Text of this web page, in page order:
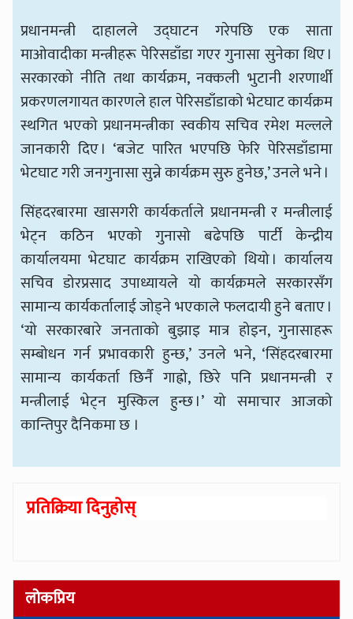
प्रधानमन्त्री दाहालले उद्घाटन गरेपछि एक साता
माओवादीका मन्त्रीहरू पेरिसडाँडा गएर गुनासा सुनेका थिए ।
सरकारको नीति तथा कार्यक्रम, नक्कली भुटानी शरणार्थी
प्रकरणलगायत कारणले हाल पेरिसडाँडाको भेटघाट कार्यक्रम
स्थगित भएको प्रधानमन्त्रीका स्वकीय सचिव रमेश मल्लले
जानकारी दिए । ‘बजेट पारित भएपछि फेरि पेरिसडाँडामा
भेटघाट गरी जनगुनासा सुन्ने कार्यक्रम सुरु हुनेछ,’ उनले भने ।
सिंहदरबारमा खासगरी कार्यकर्ताले प्रधानमन्त्री र मन्त्रीलाई
भेट्न कठिन भएको गुनासो बढेपछि पार्टी केन्द्रीय
कार्यालयमा भेटघाट कार्यक्रम राखिएको थियो । कार्यालय
सचिव डोरप्रसाद उपाध्यायले यो कार्यक्रमले सरकारसँग
सामान्य कार्यकर्तालाई जोड्ने भएकाले फलदायी हुने बताए ।
‘यो सरकारबारे जनताको बुझाइ मात्र होइन, गुनासाहरू
सम्बोधन गर्न प्रभावकारी हुन्छ,’ उनले भने, ‘सिंहदरबारमा
सामान्य कार्यकर्ता छिर्नै गाह्रो, छिरे पनि प्रधानमन्त्री र
मन्त्रीलाई भेट्न मुस्किल हुन्छ ।’ यो समाचार आजको
कान्तिपुर दैनिकमा छ ।
प्रतिक्रिया दिनुहोस्
लोकप्रिय